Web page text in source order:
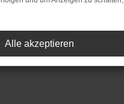
Alle akzeptieren